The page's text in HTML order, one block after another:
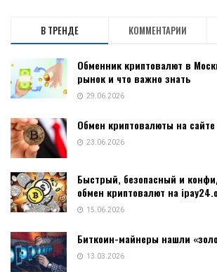
В ТРЕНДЕ КОММЕНТАРИИ
Обменник криптовалют в
рынок и что важно знать
29.06.2026
Обмен криптовалюты на
23.06.2026
Быстрый, безопасный и
обмен криптовалют на
15.06.2026
Биткоин-майнеры нашли
13.03.2026